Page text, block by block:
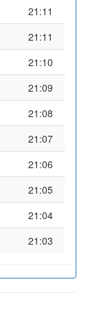
21:11
21:11
21:10
21:09
21:08
21:07
21:06
21:05
21:04
21:03